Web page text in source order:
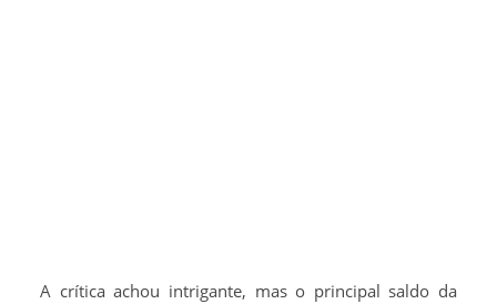
A crítica achou intrigante, mas o principal saldo da